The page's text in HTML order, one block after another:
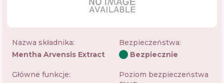
Nazwa składnika:
Mentha Arvensis Extract
Bezpieczeństwa:
Bezpiecznie
Główne funkcje:
Poziom bezpieczeństwa